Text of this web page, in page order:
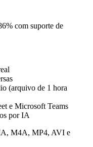
com suporte de
(arquivo de 1 hora
e Microsoft Teams
por IA
M4A, MP4, AVI e